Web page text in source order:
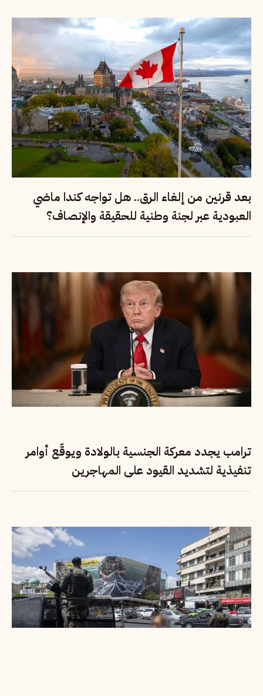
بعد قرنين من إلغاء الرق.. هل تواجه كندا ماضي
العبودية عبر لجنة وطنية للحقيقة والإنصاف؟
ترامب يجدد معركة الجنسية بالولادة ويوقّع أوامر
تنفيذية لتشديد القيود على المهاجرين